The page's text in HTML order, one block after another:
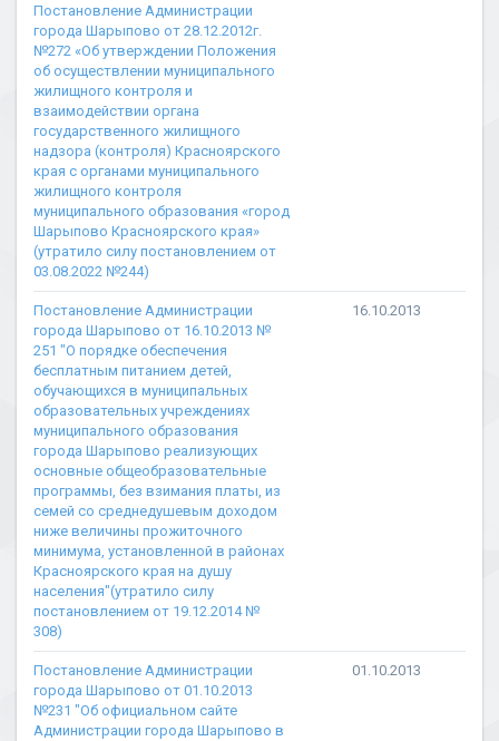
Постановление Администрации
города Шарыпово от 28.12.2012г.
№272 «Об утверждении Положения
об осуществлении муниципального
жилищного контроля и
взаимодействии органа
государственного жилищного
надзора (контроля) Красноярского
края с органами муниципального
жилищного контроля
муниципального образования «город
Шарыпово Красноярского края»
(утратило силу постановлением от
03.08.2022 №244)
Постановление Администрации
города Шарыпово от 16.10.2013 №
251 "О порядке обеспечения
бесплатным питанием детей,
обучающихся в муниципальных
образовательных учреждениях
муниципального образования
города Шарыпово реализующих
основные общеобразовательные
программы, без взимания платы, из
семей со среднедушевым доходом
ниже величины прожиточного
минимума, установленной в районах
Красноярского края на душу
населения"(утратило силу
постановлением от 19.12.2014 №
308)
16.10.2013
Постановление Администрации
города Шарыпово от 01.10.2013
№231 "Об официальном сайте
Администрации города Шарыпово в
01.10.2013